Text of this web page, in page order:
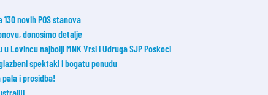
novih POS stanova
donosimo detalje
u Lovincu najbolji MNK Vrsi i Udruga SJP Poskoci
spektakl i bogatu ponudu
pala i prosidba!